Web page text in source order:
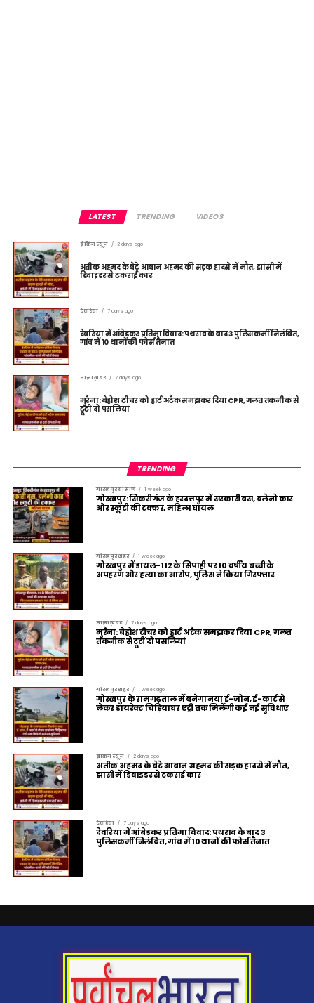
LATEST TRENDING VIDEOS
ब्रेकिंग न्यूज़ 2 days ago
अतीक अहमद के बेटे आबान अहमद की सड़क हादसे में मौत, झांसी में
डिवाइडर से टकराई कार
देवरिया 7 days ago
देवरिया में आंबेडकर प्रतिमा विवाद: पथराव के बाद 3 पुलिसकर्मी निलंबित,
गांव में 10 थानों की फोर्स तैनात
ताज़ा ख़बर 7 days ago
मुरैना: बेहोश टीचर को हार्ट अटैक समझकर दिया CPR, गलत तकनीक से
टूटीं दो पसलियां
TRENDING
गोरखपुर ग्रामीण 1 week ago
गोरखपुर: सिकरीगंज के हरदत्तपुर में सरकारी बस, बलेनो कार
और स्कूटी की टक्कर, महिला घायल
गोरखपुर शहर 1 week ago
गोरखपुर में डायल-112 के सिपाही पर 10 वर्षीय बच्ची के
अपहरण और हत्या का आरोप, पुलिस ने किया गिरफ्तार
ताज़ा ख़बर 7 days ago
मुरैना: बेहोश टीचर को हार्ट अटैक समझकर दिया CPR, गलत
तकनीक से टूटीं दो पसलियां
गोरखपुर शहर 1 week ago
गोरखपुर के रामगढ़ताल में बनेगा नया ई-ज़ोन, ई-कार्ट से
लेकर डायरेक्ट चिड़ियाघर एंट्री तक मिलेंगी कई नई सुविधाएं
ब्रेकिंग न्यूज़ 2 days ago
अतीक अहमद के बेटे आबान अहमद की सड़क हादसे में मौत,
झांसी में डिवाइडर से टकराई कार
देवरिया 7 days ago
देवरिया में आंबेडकर प्रतिमा विवाद: पथराव के बाद 3
पुलिसकर्मी निलंबित, गांव में 10 थानों की फोर्स तैनात